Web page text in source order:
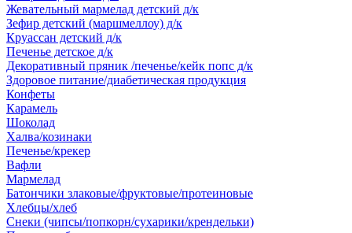
Жевательный мармелад детский д/к
Зефир детский (маршмеллоу) д/к
Круассан детский д/к
Печенье детское д/к
Декоративный пряник /печенье/кейк попс д/к
Здоровое питание/диабетическая продукция
Конфеты
Карамель
Шоколад
Халва/козинаки
Печенье/крекер
Вафли
Мармелад
Батончики злаковые/фруктовые/протеиновые
Хлебцы/хлеб
Снеки (чипсы/попкорн/сухарики/крендельки)